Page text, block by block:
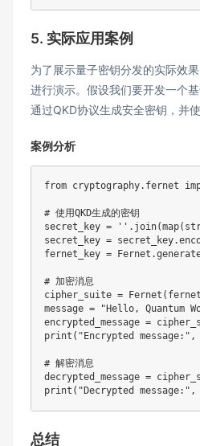
5. 实际应用案例
为了展示量子密钥分发的实际效
进行演示。假设我们要开发一个
通过QKD协议生成安全密钥，并
案例分析
from cryptography. fernet
# 使用QKD生成的密钥
secret_key = '' . join(map(
secret_key = secret_key.
fernet_key = Fernet .
# 加密消息
cipher_suite = Fernet (
message =
"Hello, Quantum
encrypted_message =
print ( "Encrypted message:" ,
# 解密消息
decrypted_message =
print ( "Decrypted message:" ,
总结